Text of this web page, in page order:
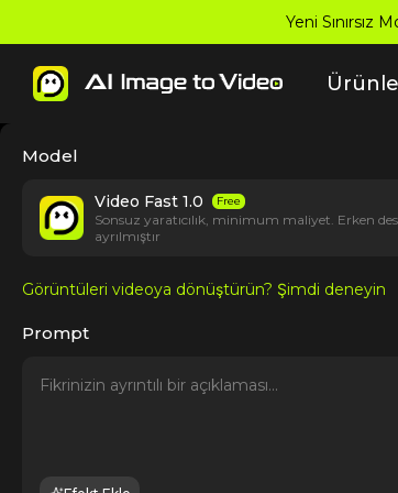
Yeni Sınırsız
Model
Video Fast 1.0 Free
Sonsuz yaratıcılık, minimum maliyet. Erken
ayrılmıştır
Görüntüleri videoya dönüştürün? Şimdi deneyin
Prompt